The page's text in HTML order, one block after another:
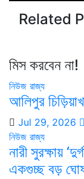
Related
মিস করবেন না!
নিউজ রাজ্য
আলিপুর
Jul 29, 2026
নিউজ রাজ্য
নারী সুরক্ষায়
একগুচ্ছ বড়